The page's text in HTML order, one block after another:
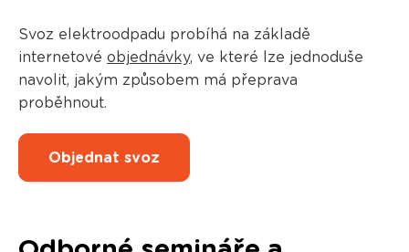
Svoz elektroodpadu probíhá na základě
internetové objednávky, ve které lze jednoduše
navolit, jakým způsobem má přeprava
proběhnout.
Objednat svoz